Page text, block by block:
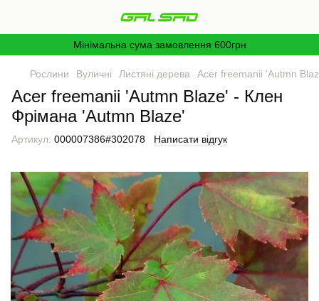
Мінімальна сума замовлення 600грн
Рослини Вуличні Листяні дерева Acer freemanii 'Autmn
Acer freemanii 'Autmn Blaze' - Клен
Фрімана 'Autmn Blaze'
Артикул: 000007386#302078 Написати відгук